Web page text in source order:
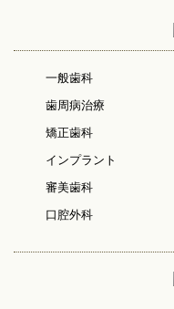
一般歯科
歯周病治療
矯正歯科
インプラント
審美歯科
口腔外科